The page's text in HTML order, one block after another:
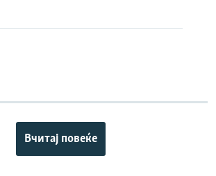
Вчитај повеќе